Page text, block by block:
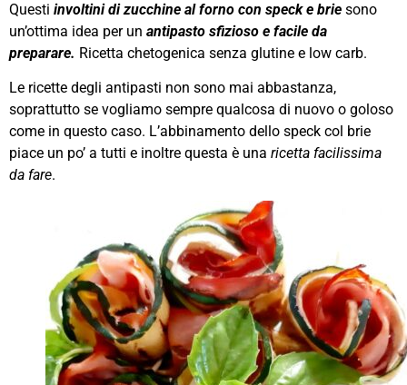
Questi involtini di zucchine al forno con speck e brie sono
un’ottima idea per un antipasto sfizioso e facile da
preparare. Ricetta chetogenica senza glutine e low carb.
Le ricette degli antipasti non sono mai abbastanza,
soprattutto se vogliamo sempre qualcosa di nuovo o goloso
come in questo caso. L’abbinamento dello speck col brie
piace un po’ a tutti e inoltre questa è una ricetta facilissima
da fare.